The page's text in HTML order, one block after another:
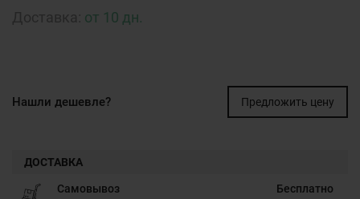
от 10 дн.
Нашли дешевле? Предложить цену
ДОСТАВКА
Самовывоз Бесплатно